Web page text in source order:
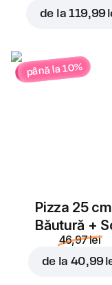
de la 119,99
până la 10%
Pizza 25
Băutură +
46,97 lei
de la 40,99